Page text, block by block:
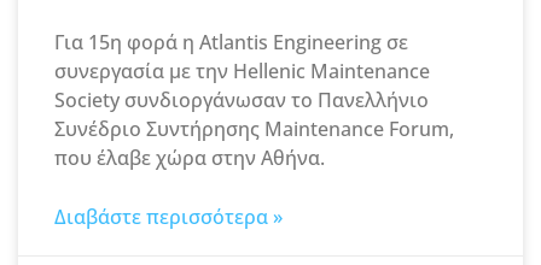
Για 15η φορά η Atlantis Engineering σε
συνεργασία με την Hellenic Maintenance
Society συνδιοργάνωσαν το Πανελλήνιο
Συνέδριο Συντήρησης Maintenance Forum,
που έλαβε χώρα στην Αθήνα.
Διαβάστε περισσότερα »